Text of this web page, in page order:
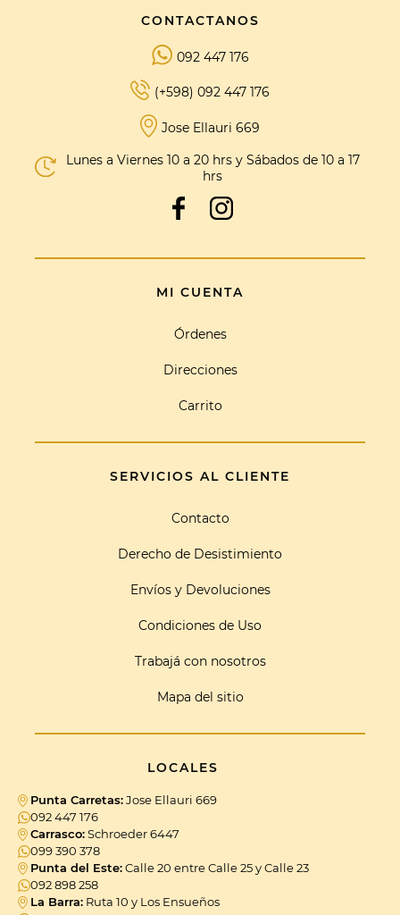
CONTACTANOS
092 447 176
(+598) 092 447 176
Jose Ellauri 669
Lunes a Viernes 10 a 20 hrs y Sábados de 10 a 17
hrs
MI CUENTA
Órdenes
Direcciones
Carrito
SERVICIOS AL CLIENTE
Contacto
Derecho de Desistimiento
Envíos y Devoluciones
Condiciones de Uso
Trabajá con nosotros
Mapa del sitio
LOCALES
Punta Carretas:Jose Ellauri 669
092 447 176
Carrasco:Schroeder 6447
099 390 378
Punta del Este:Calle 20 entre Calle 25 y Calle 23
092 898 258
La Barra: Ruta 10 y Los Ensueños